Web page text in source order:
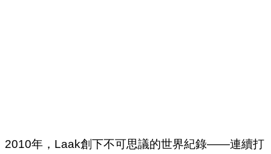
2010年，Laak創下不可思議的世界紀錄——連續打